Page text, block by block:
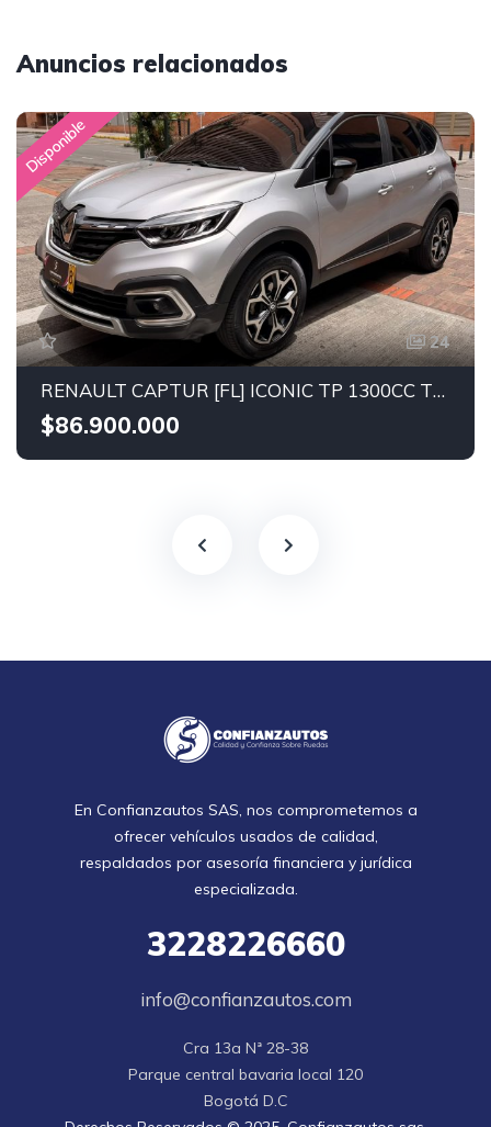
Anuncios relacionados
Disponible
24
RENAULT CAPTUR [FL] ICONIC TP 1300CC TURBO 4x2 2023
$86.900.000
En Confianzautos SAS, nos comprometemos a
ofrecer vehículos usados de calidad,
respaldados por asesoría financiera y jurídica
especializada.
3228226660
info@confianzautos.com
Cra 13a Nª 28-38
Parque central bavaria local 120
Bogotá D.C